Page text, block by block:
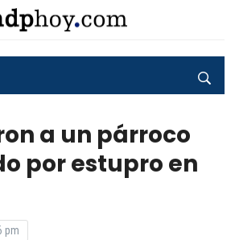
a un párroco
por estupro en
pm